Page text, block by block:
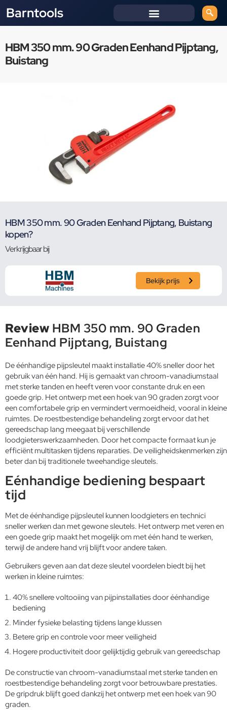
Barntools
HBM 350 mm. 90 Graden Eenhand Pijptang,
Buistang
HBM 350 mm. 90 Graden Eenhand Pijptang, Buistang
kopen?
Verkrijgbaar bij
Bekijk prijs
Review HBM 350 mm. 90 Graden
Eenhand Pijptang, Buistang
De éénhandige pijpsleutel maakt installatie 40% sneller door het
gebruik van één hand. Hij is gemaakt van chroom-vanadiumstaal
met sterke tanden en heeft veren voor constante druk en een
goede grip. Het ontwerp met een hoek van 90 graden zorgt voor
een comfortabele grip en vermindert vermoeidheid, vooral in kleine
ruimtes. De roestbestendige behandeling zorgt ervoor dat het
gereedschap lang meegaat bij verschillende
loodgieterswerkzaamheden. Door het compacte formaat kun je
efficiënt multitasken tijdens reparaties. De veiligheidskenmerken zijn
beter dan bij traditionele tweehandige sleutels.
Eénhandige bediening bespaart
tijd
Met de éénhandige pijpsleutel kunnen loodgieters en technici
sneller werken dan met gewone sleutels. Het ontwerp met veren en
een goede grip maakt het mogelijk om met één hand te werken,
terwijl de andere hand vrij blijft voor andere taken.
Gebruikers geven aan dat deze sleutel voordelen biedt bij het
werken in kleine ruimtes:
40% snellere voltooiing van pijpinstallaties door éénhandige
bediening
Minder fysieke belasting tijdens lange klussen
Betere grip en controle voor meer veiligheid
Hogere productiviteit door gelijktijdig gebruik van gereedschap
De constructie van chroom-vanadiumstaal met sterke tanden en
roestbestendige behandeling zorgt voor betrouwbare prestaties.
De gripdruk blijft goed dankzij het ontwerp met een hoek van 90
graden.